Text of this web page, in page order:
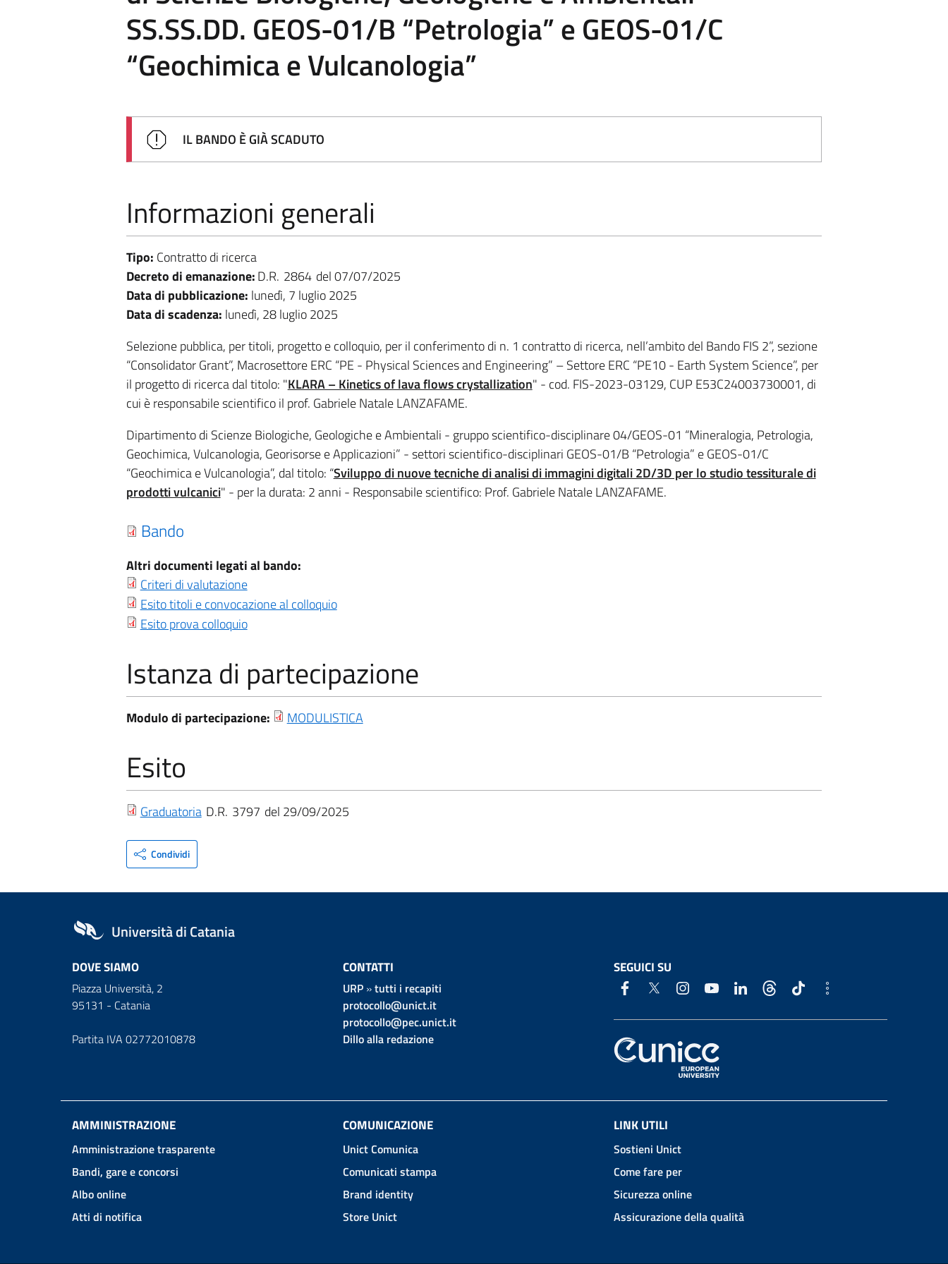
SS.SS.DD. GEOS-01/B “Petrologia” e GEOS-01/C
“Geochimica e Vulcanologia”
IL BANDO È GIÀ SCADUTO
Informazioni generali
Tipo: Contratto di ricerca
Decreto di emanazione:D.R. 2864
07/07/2025
Data di pubblicazione: lunedì, 7 luglio 2025
Data di scadenza: lunedì, 28 luglio 2025
Selezione pubblica, per titoli, progetto e colloquio, per il conferimento di n. 1 contratto di ricerca, nell’ambito del Bando FIS 2”, sezione
“Consolidator Grant”, Macrosettore ERC “PE - Physical Sciences and Engineering” – Settore ERC “PE10 - Earth System Science”, per
il progetto di ricerca dal titolo: "KLARA – Kinetics of lava flows crystallization" - cod. FIS-2023-03129, CUP E53C24003730001, di
cui è responsabile scientifico il prof. Gabriele Natale LANZAFAME.
Dipartimento di Scienze Biologiche, Geologiche e Ambientali - gruppo scientifico-disciplinare 04/GEOS-01 “Mineralogia, Petrologia,
Geochimica, Vulcanologia, Georisorse e Applicazioni” - settori scientifico-disciplinari GEOS-01/B “Petrologia” e GEOS-01/C
“Geochimica e Vulcanologia”, dal titolo: “Sviluppo di nuove tecniche di analisi di immagini digitali 2D/3D per lo studio tessiturale di
prodotti vulcanici" - per la durata: 2 anni - Responsabile scientifico: Prof. Gabriele Natale LANZAFAME.
Bando
Altri documenti legati al bando:
Criteri di valutazione
Esito titoli e convocazione al colloquio
Esito prova colloquio
Istanza di partecipazione
Modulo di partecipazione: MODULISTICA
Esito
Graduatoria D.R. 3797 29/09/2025
Condividi
Università di Catania
DOVE SIAMO
Piazza Università, 2
95131 - Catania
Partita IVA 02772010878
CONTATTI
URP»tutti i recapiti
protocollo@unict.it
protocollo@pec.unict.it
Dillo alla redazione
SEGUICI SU
AMMINISTRAZIONE
Amministrazione trasparente
Bandi, gare e concorsi
Albo online
Atti di notifica
COMUNICAZIONE
Unict Comunica
Comunicati stampa
Brand identity
Store Unict
LINK UTILI
Sostieni Unict
Come fare per
Sicurezza online
Assicurazione della qualità